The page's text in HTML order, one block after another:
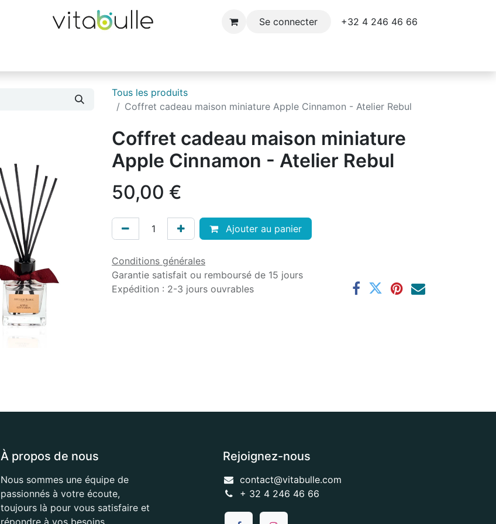
Se connecter +32 4 246 46 66​
Tous les produits
Coffret cadeau maison miniature Apple Cinnamon - Atelier Rebul
Coffret cadeau maison miniature
Apple Cinnamon - Atelier Rebul
50,00 €
Ajouter au panier
Conditions générales
Garantie satisfait ou remboursé de 15 jours
Expédition : 2-3 jours ouvrables
À propos de nous
Nous sommes une équipe de
passionnés à votre écoute,
toujours là pour vous satisfaire et
répondre à vos besoins.
Rejoignez-nous
contact@vitabulle.com
+ 32 4 246 46 66